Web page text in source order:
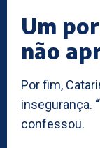
Um
não
Por fim,
insegurança.
confessou.